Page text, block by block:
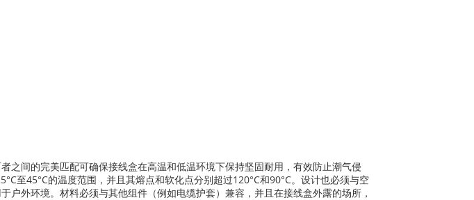
之间的完美匹配可确保接线盒在高温和低温环境下保持坚固耐用，有效防止潮气侵
至45°C的温度范围，并且其熔点和软化点分别超过120°C和90°C。设计也必须与空
外环境。材料必须与其他组件（例如电缆护套）兼容，并且在接线盒外露的场所，